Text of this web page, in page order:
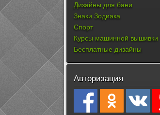
Дизайны для бани
Знаки Зодиака
Спорт
Курсы машинной вышивки
Бесплатные дизайны
Авторизация